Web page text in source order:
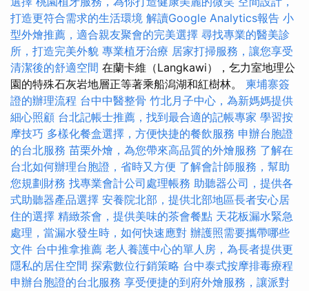
打造更符合需求的生活環境 解讀Google Analytics報告 小
型外燴推薦，適合親友聚會的完美選擇 尋找專業的醫美診
所，打造完美外貌 專業植牙治療 居家打掃服務，讓您享受
清潔後的舒適空間 在蘭卡維（Langkawi），乞力室地理公
園的特殊石灰岩地層正等著乘船潟湖和紅樹林。 柬埔寨簽
證的辦理流程 台中中醫整骨 竹北月子中心，為新媽媽提供
細心照顧 台北記帳士推薦，找到最合適的記帳專家 學習按
摩技巧 多樣化餐盒選擇，方便快捷的餐飲服務 申辦台胞證
的台北服務 苗栗外燴，為您帶來高品質的外燴服務 了解在
台北如何辦理台胞證，省時又方便 了解會計師服務，幫助
您規劃財務 找專業會計公司處理帳務 助聽器公司，提供各
式助聽器產品選擇 安養院北部，提供北部地區長者安心居
住的選擇 精緻茶會，提供美味的茶會餐點 天花板漏水緊急
處理，當漏水發生時，如何快速應對 辦護照需要攜帶哪些
文件 台中推拿推薦 老人養護中心的單人房，為長者提供更
隱私的居住空間 探索數位行銷策略 台中泰式按摩排毒療程
申辦台胞證的台北服務 享受便捷的到府外燴服務，讓派對